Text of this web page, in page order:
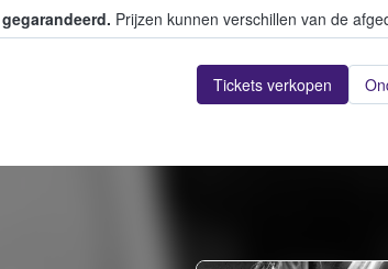
Prijzen kunnen verschillen van de
Tickets verkopen